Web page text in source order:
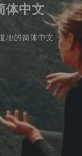
体中文
地的简体中文